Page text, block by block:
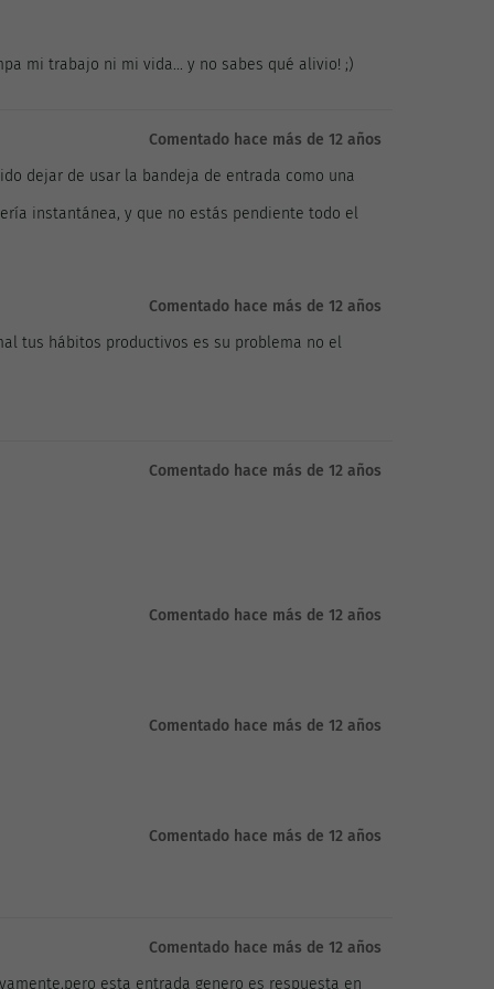
mi trabajo ni mi vida... y no sabes qué alivio! ;)
Comentado hace más de 12 años
dejar de usar la bandeja de entrada como una
instantánea, y que no estás pendiente todo el
Comentado hace más de 12 años
tus hábitos productivos es su problema no el
Comentado hace más de 12 años
Comentado hace más de 12 años
Comentado hace más de 12 años
Comentado hace más de 12 años
Comentado hace más de 12 años
esta entrada genero es respuesta en